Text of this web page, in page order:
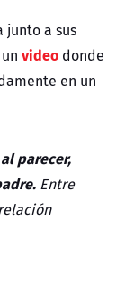
a sus
video donde
en un
al parecer,
Entre